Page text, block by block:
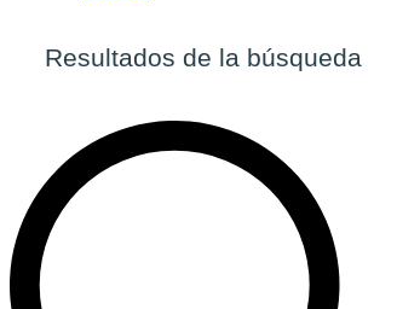
Resultados de la búsqueda